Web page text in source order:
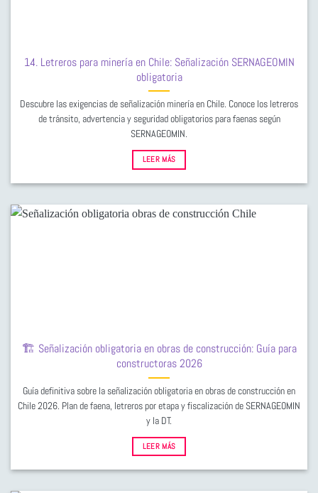
14. Letreros para minería en Chile: Señalización SERNAGEOMIN
obligatoria
Descubre las exigencias de señalización minería en Chile. Conoce los letreros
de tránsito, advertencia y seguridad obligatorios para faenas según
SERNAGEOMIN.
LEER MÁS
🏗️ Señalización obligatoria en obras de construcción: Guía para
constructoras 2026
Guía definitiva sobre la señalización obligatoria en obras de construcción en
Chile 2026. Plan de faena, letreros por etapa y fiscalización de SERNAGEOMIN
y la DT.
LEER MÁS